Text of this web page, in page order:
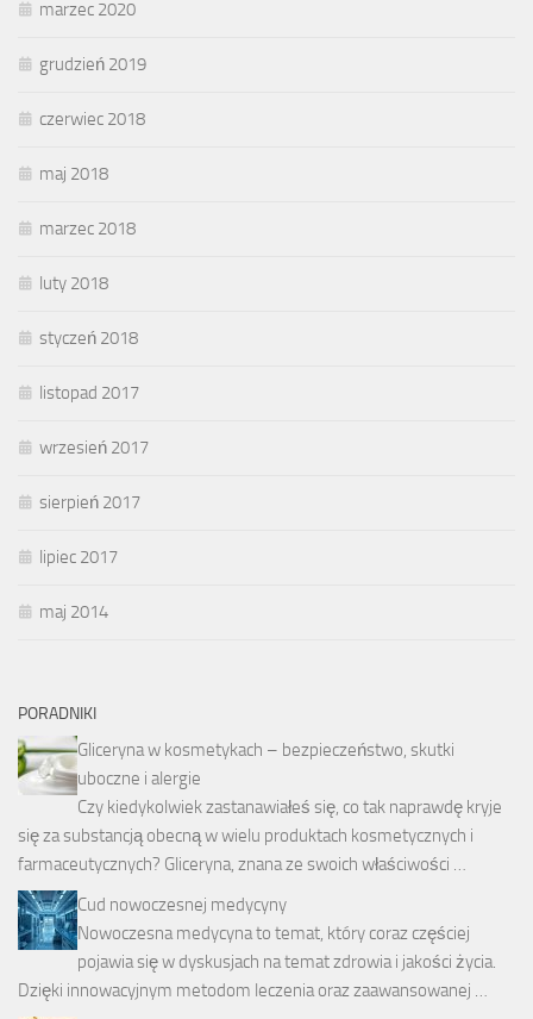
marzec 2020
grudzień 2019
czerwiec 2018
maj 2018
marzec 2018
luty 2018
styczeń 2018
listopad 2017
wrzesień 2017
sierpień 2017
lipiec 2017
maj 2014
PORADNIKI
Gliceryna w kosmetykach – bezpieczeństwo, skutki
uboczne i alergie
Czy kiedykolwiek zastanawiałeś się, co tak naprawdę kryje
się za substancją obecną w wielu produktach kosmetycznych i
farmaceutycznych? Gliceryna, znana ze swoich właściwości …
Cud nowoczesnej medycyny
Nowoczesna medycyna to temat, który coraz częściej
pojawia się w dyskusjach na temat zdrowia i jakości życia.
Dzięki innowacyjnym metodom leczenia oraz zaawansowanej …